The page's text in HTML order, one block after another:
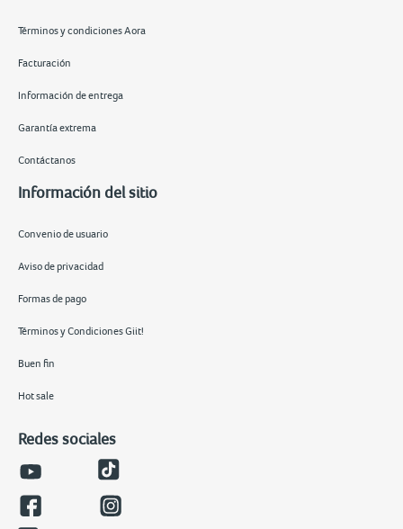
Términos y condiciones Aora
Facturación
Información de entrega
Garantía extrema
Contáctanos
Información del sitio
Convenio de usuario
Aviso de privacidad
Formas de pago
Términos y Condiciones Giit!
Buen fin
Hot sale
Redes sociales